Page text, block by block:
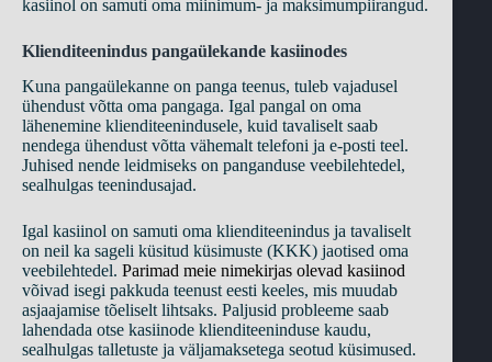
kasiinol on samuti oma miinimum- ja maksimumpiirangud.
Klienditeenindus pangaülekande kasiinodes
Kuna pangaülekanne on panga teenus, tuleb vajadusel
ühendust võtta oma pangaga. Igal pangal on oma
lähenemine klienditeenindusele, kuid tavaliselt saab
nendega ühendust võtta vähemalt telefoni ja e-posti teel.
Juhised nende leidmiseks on panganduse veebilehtedel,
sealhulgas teenindusajad.
Igal kasiinol on samuti oma klienditeenindus ja tavaliselt
on neil ka sageli küsitud küsimuste (KKK) jaotised oma
veebilehtedel. Parimad meie nimekirjas olevad kasiinod
võivad isegi pakkuda teenust eesti keeles, mis muudab
asjaajamise tõeliselt lihtsaks. Paljusid probleeme saab
lahendada otse kasiinode klienditeeninduse kaudu,
sealhulgas talletuste ja väljamaksetega seotud küsimused.